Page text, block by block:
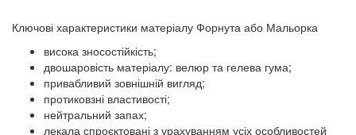
Ключові характеристики матеріалу Форнута або Мальорка
висока зносостійкість;
двошаровість матеріалу: велюр та гелева гума;
привабливий зовнішній вигляд;
протиковзні властивості;
нейтральний запах;
лекала спроєктовані з урахуванням усіх особливостей